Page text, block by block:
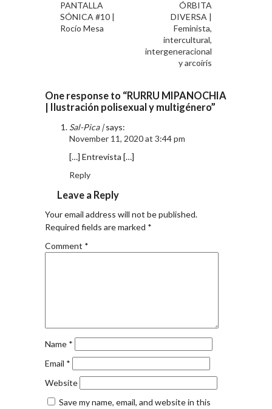
PANTALLA
SÓNICA #10 |
Rocío Mesa
ÓRBITA
DIVERSA |
Feminista,
intercultural,
intergeneracional
y arcoíris
One response to “RURRU MIPANOCHIA
| Ilustración polisexual y multigénero”
Sal-Pica | says:
November 11, 2020 at 3:44 pm
[…] Entrevista […]
Reply
Leave a Reply
Your email address will not be published.
Required fields are marked *
Comment *
Name *
Email *
Website
Save my name, email, and website in this